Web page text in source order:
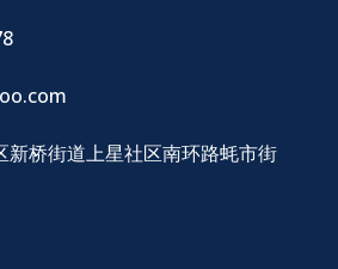
新桥街道上星社区南环路蚝市街